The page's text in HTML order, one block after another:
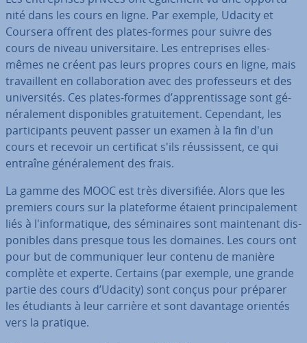
nité dans les cours en ligne. Par exemple, Udacity et
Coursera offrent des plates-formes pour suivre des
cours de niveau uni­ver­si­taire. Les en­tre­prises elles-
mêmes ne créent pas leurs propres cours en ligne, mais
tra­vail­lent en col­la­bo­ra­tion avec des pro­fes­seurs et des
uni­ver­si­tés. Ces plates-formes d’ap­pren­tis­sage sont gé­
né­ra­le­ment dis­po­nibles gra­tui­te­ment. Cependant, les
par­ti­ci­pants peuvent passer un examen à la fin d'un
cours et recevoir un cer­ti­fi­cat s'ils réus­sis­sent, ce qui
entraîne gé­né­ra­le­ment des frais.
La gamme des MOOC est très di­ver­si­fiée. Alors que les
premiers cours sur la pla­te­forme étaient prin­ci­pa­le­ment
liés à l'in­for­ma­tique, des sé­mi­naires sont main­te­nant dis­
po­nibles dans presque tous les domaines. Les cours ont
pour but de com­mu­ni­quer leur contenu de manière
complète et experte. Certains (par exemple, une grande
partie des cours d’Udacity) sont conçus pour préparer
les étudiants à leur carrière et sont davantage orientés
vers la pratique.